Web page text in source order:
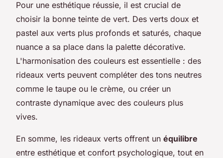
Pour une esthétique réussie, il est crucial de
choisir la bonne teinte de vert. Des verts doux et
pastel aux verts plus profonds et saturés, chaque
nuance a sa place dans la palette décorative.
L'harmonisation des couleurs est essentielle : des
rideaux verts peuvent compléter des tons neutres
comme le taupe ou le crème, ou créer un
contraste dynamique avec des couleurs plus
vives.
En somme, les rideaux verts offrent un équilibre
entre esthétique et confort psychologique, tout en